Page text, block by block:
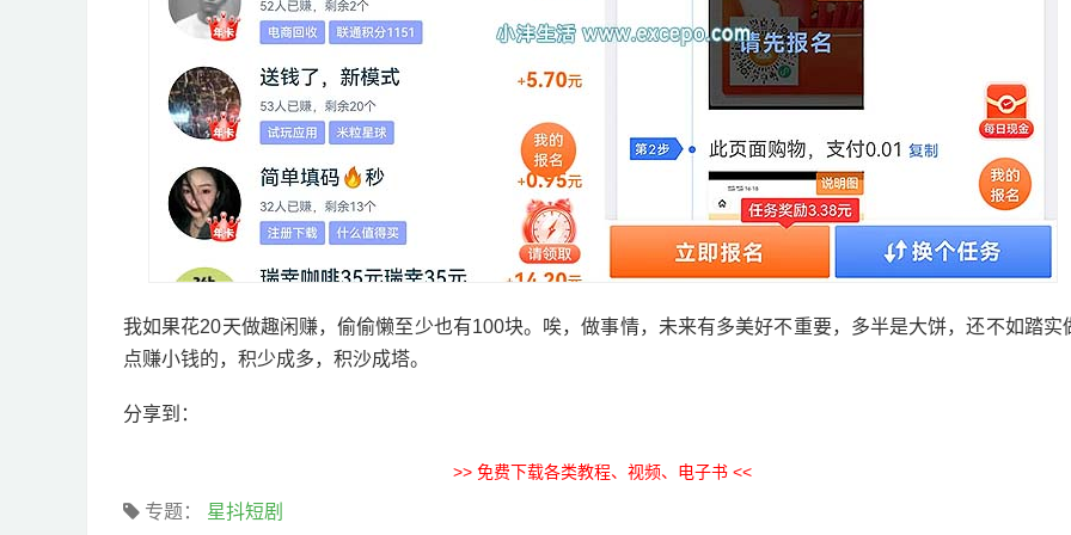
我如果花20天做趣闲赚，偷偷懒至少也有100块。唉，做事情，未来有多美好不重要，多半是大饼，还不如踏实
点赚小钱的，积少成多，积沙成塔。
分享到：
>> 免费下载各类教程、视频、电子书 <<
专题： 星抖短剧